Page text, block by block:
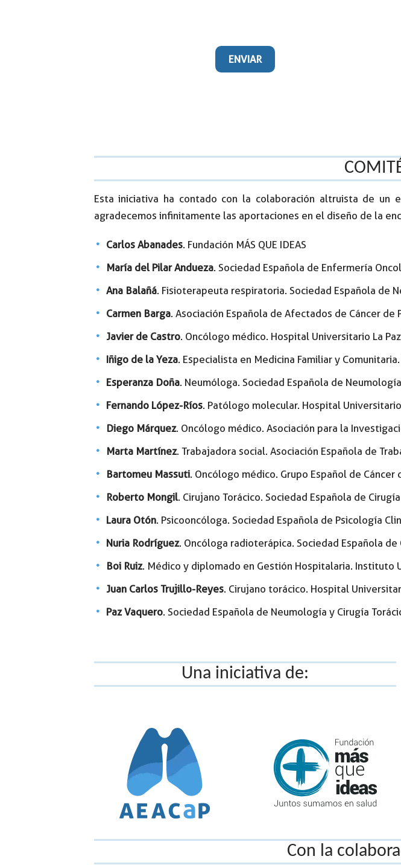
Esta iniciativa ha contado con la colaboración altruista de
agradecemos infinitamente las aportaciones en el diseño de la
Carlos Abanades. Fundación MÁS QUE IDEAS
María del Pilar Andueza. Sociedad Española de Enfermería
Ana Balañá. Fisioterapeuta respiratoria. Sociedad Española de
Carmen Barga. Asociación Española de Afectados de Cáncer de
Javier de Castro. Oncólogo médico. Hospital Universitario La
Iñigo de la Yeza. Especialista en Medicina Familiar y
Esperanza Doña. Neumóloga. Sociedad Española de Neumología
Fernando López-Ríos. Patólogo molecular. Hospital
Diego Márquez. Oncólogo médico. Asociación para la
Marta Martínez. Trabajadora social. Asociación Española de
Bartomeu Massuti. Oncólogo médico. Grupo Español de Cáncer
Roberto Mongil. Cirujano Torácico. Sociedad Española de Cirugía
Laura Otón. Psicooncóloga. Sociedad Española de Psicología
Nuria Rodríguez. Oncóloga radioterápica. Sociedad Española de
Boi Ruiz. Médico y diplomado en Gestión Hospitalaria. Instituto
Juan Carlos Trujillo-Reyes. Cirujano torácico. Hospital
Paz Vaquero. Sociedad Española de Neumología y Cirugía
Una iniciativa de:
Con la